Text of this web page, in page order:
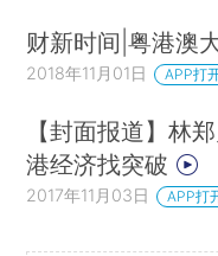
财新时间|粤港澳
2018年11月01日 APP打
【封面报道】林
港经济找突破
2017年11月03日 APP打